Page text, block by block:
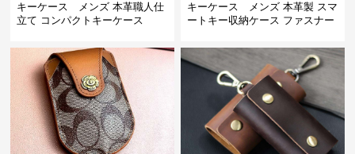
キーケース メンズ 本革職人仕
立て コンパクトキーケース
キーケース メンズ 本革製 スマ
ートキー収納ケース ファスナー